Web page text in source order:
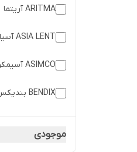
ASIA LENT آسیالنت
ASIMCO آسیمکو (چین)
BENDIX بندیکس (USAچین)
موجودی